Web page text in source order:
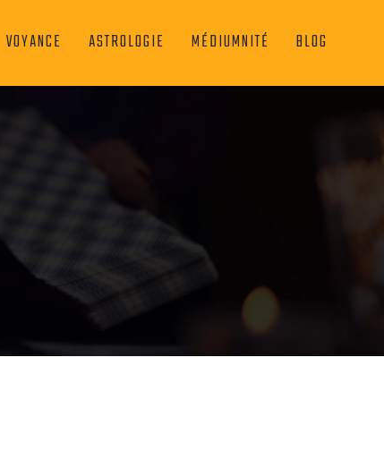
VOYANCE ASTROLOGIE MÉDIUMNITÉ BLOG